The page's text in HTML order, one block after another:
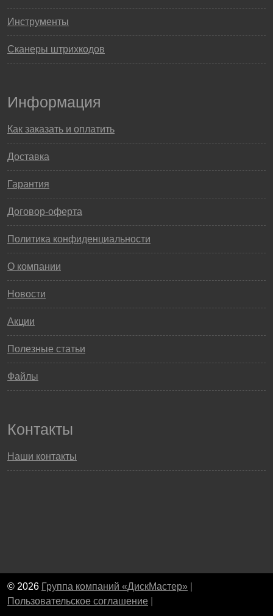
Инструменты
Сканеры штрихкодов
Информация
Как заказать и оплатить
Доставка
Гарантия
Договор-оферта
Политика конфиденциальности
О компании
Новости
Акции
Полезные статьи
Файлы
Контакты
Наши контакты
© 2026 Группа компаний «ДискМастер»
Пользовательское соглашение